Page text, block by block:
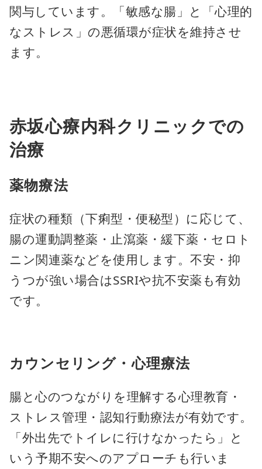
関与しています。「敏感な腸」と「心理的
なストレス」の悪循環が症状を維持させ
ます。
赤坂心療内科クリニックでの
治療
薬物療法
症状の種類（下痢型・便秘型）に応じて、
腸の運動調整薬・止瀉薬・緩下薬・セロト
ニン関連薬などを使用します。不安・抑
うつが強い場合はSSRIや抗不安薬も有効
です。
カウンセリング・心理療法
腸と心のつながりを理解する心理教育・
ストレス管理・認知行動療法が有効です。
「外出先でトイレに行けなかったら」と
いう予期不安へのアプローチも行いま